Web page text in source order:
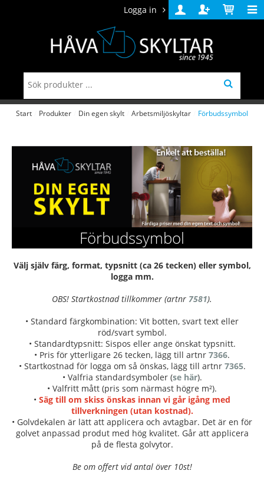
Logga in
Logga
in
Skapa
konto
Varukorg
Start Produkter Din egen skylt Arbetsmiljöskyltar Förbudssymbol
Förbudssymbol
Välj själv färg, format, typsnitt (ca 26 tecken) eller symbol,
logga mm.
OBS! Startkostnad tillkommer (artnr 7581).
• Standard färgkombination: Vit botten, svart text eller
röd/svart symbol.
• Standardtypsnitt: Sispos eller ange önskat typsnitt.
• Pris för ytterligare 26 tecken, lägg till artnr 7366.
• Startkostnad för logga om så önskas, lägg till artnr 7365.
• Valfria standardsymboler (se här).
• Valfritt mått (pris som närmast högre m²).
• Säg till om skiss önskas innan vi går igång med
tillverkningen (utan kostnad).
• Golvdekalen är lätt att applicera och avtagbar. Det är en för
golvet anpassad produt med hög kvalitet. Går att applicera
på de flesta golvytor.
Be om offert vid antal över 10st!